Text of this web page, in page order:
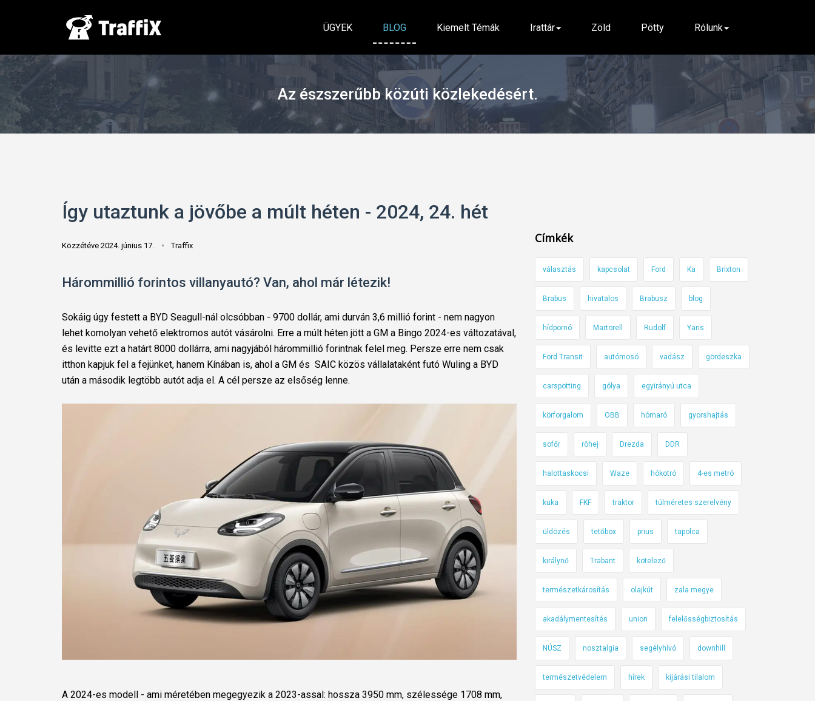
ÜGYEK BLOG Kiemelt Témák Irattár Zöld Pötty Rólunk
Az észszerűbb közúti közlekedésért.
Így utaztunk a jövőbe a múlt héten - 2024, 24. hét
Közzétéve 2024. június 17. Traffix
Hárommillió forintos villanyautó? Van, ahol már létezik!
Sokáig úgy festett a BYD Seagull-nál olcsóbban - 9700 dollár, ami durván 3,6 millió forint - nem nagyon
lehet komolyan vehető elektromos autót vásárolni. Erre a múlt héten jött a GM a Bingo 2024-es változatával,
és levitte ezt a határt 8000 dollárra, ami nagyjából hárommillió forintnak felel meg. Persze erre nem csak
itthon kapjuk fel a fejünket, hanem Kínában is, ahol a GM és SAIC közös vállalataként futó Wuling a BYD
után a második legtöbb autót adja el. A cél persze az elsőség lenne.
A 2024-es modell - ami méretében megegyezik a 2023-assal: hossza 3950 mm, szélessége 1708 mm,
Címkék
választás kapcsolat Ford Ka Brixton
Brabus hivatalos Brabusz blog
hídpornó Martorell Rudolf Yaris
Ford Transit autómosó vadász gördeszka
carspotting gólya egyirányú utca
körforgalom OBB hómaró gyorshajtás
sofőr röhej Drezda DDR
halottaskocsi Waze hókotró 4-es metró
kuka FKF traktor túlméretes szerelvény
üldözés tetőbox prius tapolca
királynő Trabant kötelező
természetkárosítás olajkút zala megye
akadálymentesítés union felelősségbiztosítás
NÚSZ nosztalgia segélyhívó downhill
természetvédelem hírek kijárási tilalom